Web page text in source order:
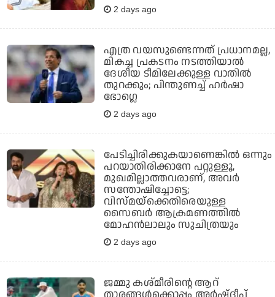
2 days ago
എത്ര വയസുണ്ടെന്നത് പ്രധാനമല്ല,
മികച്ച പ്രകടനം നടത്തിയാല്‍
ദേശീയ ടീമിലേക്കുള്ള വാതില്‍
തുറക്കും; പിന്തുണച്ച് ഹര്‍ഷാ
ഭോഗ്ലെ
2 days ago
പേടിച്ചിരിക്കുകയാണെങ്കില്‍ ഒന്നും
പറയാതിരിക്കാനേ പറ്റുള്ളൂ,
മുഖമില്ലാത്തവരാണ്, അവര്‍
സന്തോഷിച്ചോട്ടെ;
വിസ്മയ്‌ക്കെതിരെയുള്ള
സൈബര്‍ ആക്രമണത്തില്‍
മോഹന്‍ലാലും സുചിത്രയും
2 days ago
ജമ്മു കശ്മീരിന്റെ ആറ്